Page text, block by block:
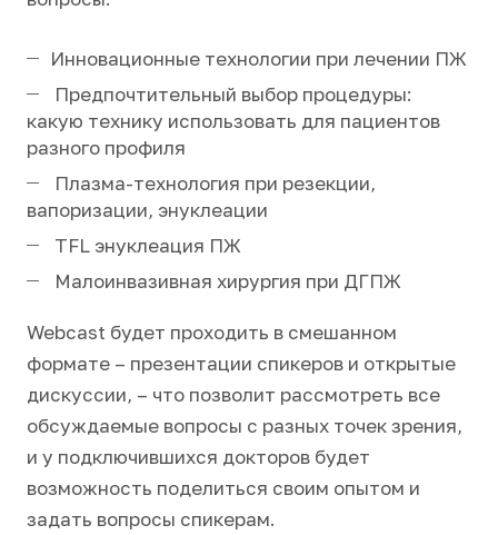
Инновационные технологии при лечении ПЖ
Предпочтительный выбор процедуры:
какую технику использовать для пациентов
разного профиля
Плазма-технология при резекции,
вапоризации, энуклеации
TFL энуклеация ПЖ
Малоинвазивная хирургия при ДГПЖ
Webcast будет проходить в смешанном
формате – презентации спикеров и открытые
дискуссии, – что позволит рассмотреть все
обсуждаемые вопросы с разных точек зрения,
и у подключившихся докторов будет
возможность поделиться своим опытом и
задать вопросы спикерам.